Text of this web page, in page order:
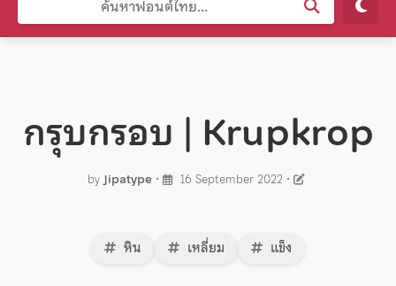
กรุบกรอบ | Krupkrop
byJipatype • 16 September 2022 •
หิน เหลี่ยม แข็ง